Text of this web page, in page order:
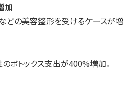
加
どの美容整形を受けるケースが増
ボトックス支出が400%増加。